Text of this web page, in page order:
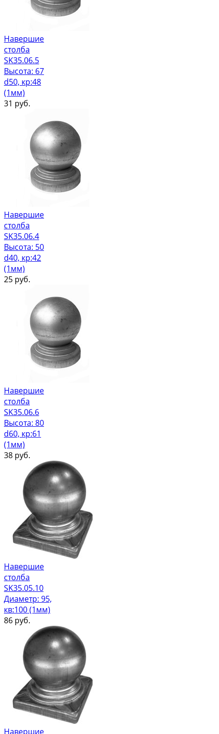
Навершие
столба
SK35.06.5
Высота: 67
d50, кр:48
(1мм)
31 руб.
Навершие
столба
SK35.06.4
Высота: 50
d40, кр:42
(1мм)
25 руб.
Навершие
столба
SK35.06.6
Высота: 80
d60, кр:61
(1мм)
38 руб.
Навершие
столба
SK35.05.10
Диаметр: 95,
кв:100 (1мм)
86 руб.
Навершие